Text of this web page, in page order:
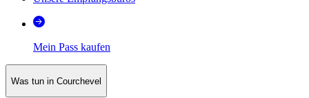
Mein Pass kaufen
Was tun in Courchevel